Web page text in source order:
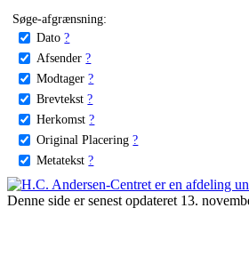
Søge-afgrænsning:
Dato ?
Afsender ?
Modtager ?
Brevtekst ?
Herkomst ?
Original Placering ?
Metatekst ?
Denne side er senest opdateret 13.